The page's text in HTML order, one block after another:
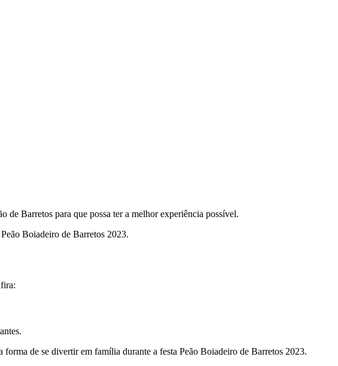
de Barretos para que possa ter a melhor experiência possível.
Boiadeiro de Barretos 2023.
de se divertir em família durante a festa Peão Boiadeiro de Barretos 2023.